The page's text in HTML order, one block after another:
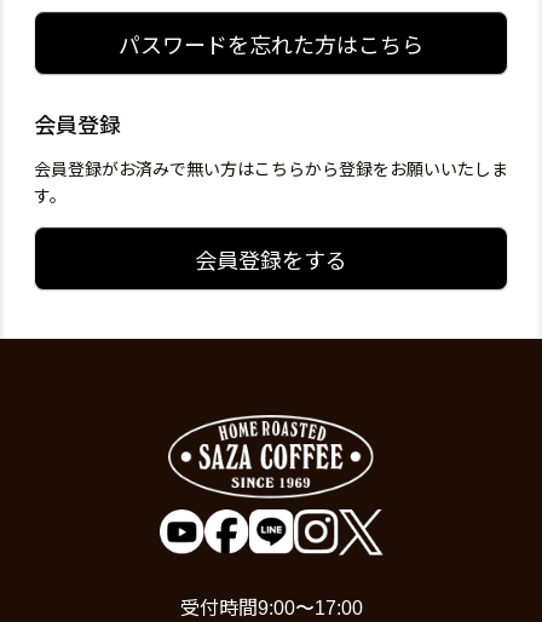
パスワードを忘れた方はこちら
会員登録
会員登録がお済みで無い方はこちらから登録をお願いいたしま
す。
会員登録をする
受付時間9:00〜17:00